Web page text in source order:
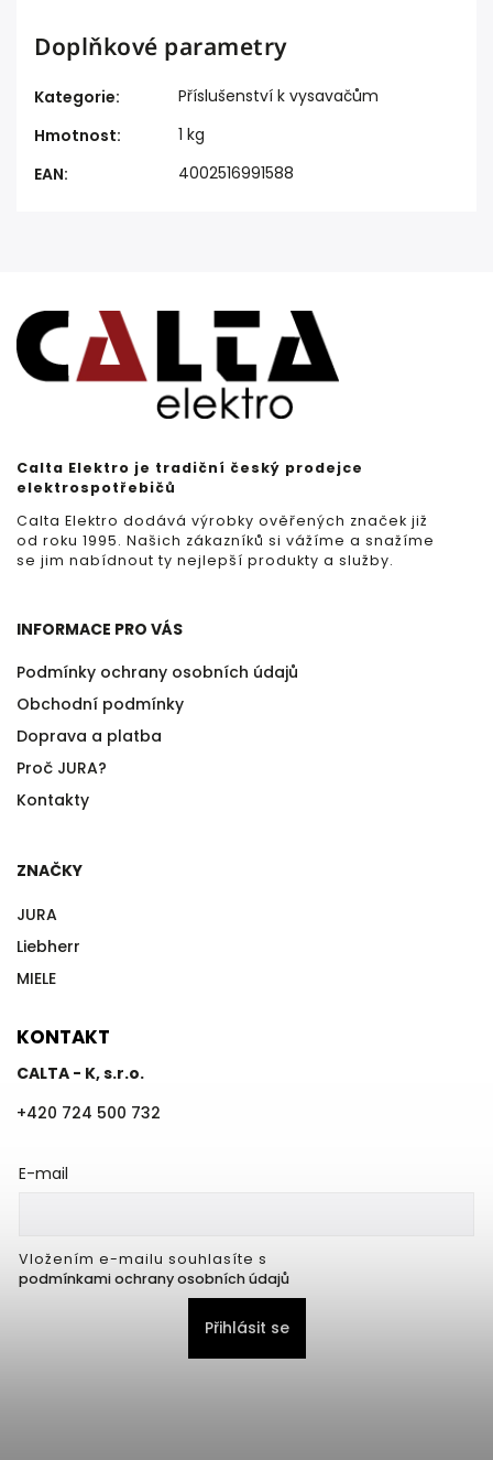
Doplňkové parametry
Kategorie:
Příslušenství k vysavačům
Hmotnost:
1 kg
EAN: 4002516991588
Calta Elektro je tradiční český prodejce
elektrospotřebičů
Calta Elektro dodává výrobky ověřených značek již
od roku 1995. Našich zákazníků si vážíme a snažíme
se jim nabídnout ty nejlepší produkty a služby.
INFORMACE PRO VÁS
Podmínky ochrany osobních údajů
Obchodní podmínky
Doprava a platba
Proč JURA?
Kontakty
ZNAČKY
JURA
Liebherr
MIELE
KONTAKT
CALTA - K, s.r.o.
+420 724 500 732
E-mail
Vložením e-mailu souhlasíte s
podmínkami ochrany osobních údajů
Přihlásit se